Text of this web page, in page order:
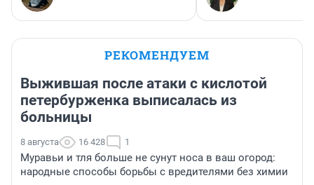
РЕКОМЕНДУЕМ
Выжившая после атаки с кислотой
петербурженка выписалась из
больницы
8 августа 16 428 1
Муравьи и тля больше не сунут носа в ваш огород:
народные способы борьбы с вредителями без химии